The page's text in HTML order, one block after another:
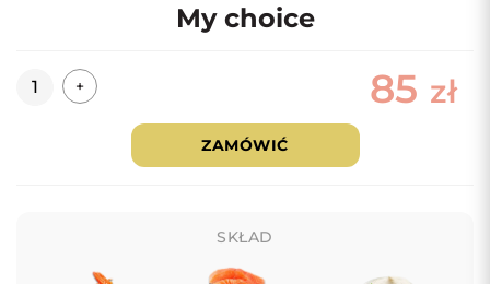
My choice
Ilość + 85 zł
ZAMÓWIĆ
SKŁAD